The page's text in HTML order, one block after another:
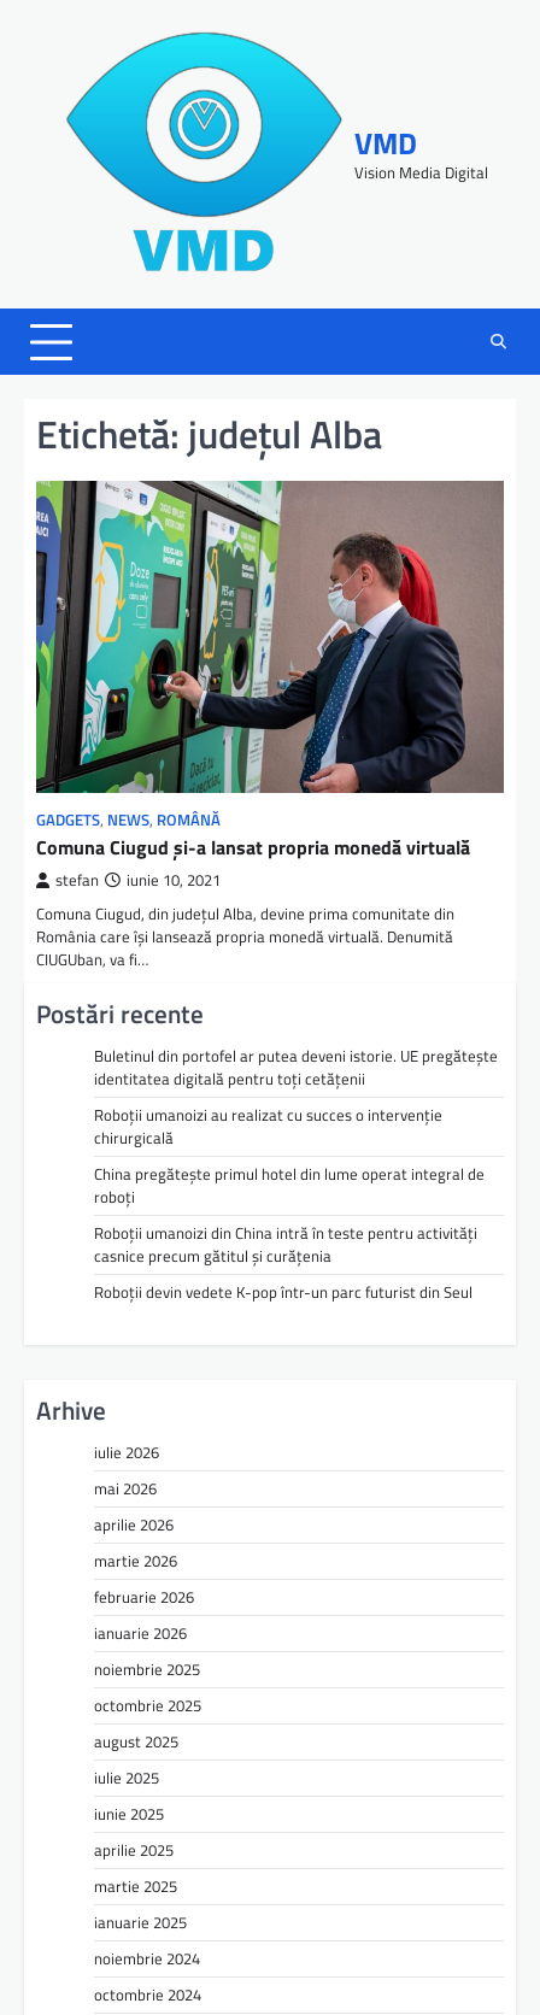
VMD
Vision Media Digital
Etichetă: județul Alba
GADGETS, NEWS, ROMÂNĂ
Comuna Ciugud și-a lansat propria monedă virtuală
stefan iunie 10, 2021
Comuna Ciugud, din județul Alba, devine prima comunitate din
România care își lansează propria monedă virtuală. Denumită
CIUGUban, va fi…
Postări recente
Buletinul din portofel ar putea deveni istorie. UE pregătește
identitatea digitală pentru toți cetățenii
Roboții umanoizi au realizat cu succes o intervenție
chirurgicală
China pregătește primul hotel din lume operat integral de
roboți
Roboții umanoizi din China intră în teste pentru activități
casnice precum gătitul și curățenia
Roboții devin vedete K-pop într-un parc futurist din Seul
Arhive
iulie 2026
mai 2026
aprilie 2026
martie 2026
februarie 2026
ianuarie 2026
noiembrie 2025
octombrie 2025
august 2025
iulie 2025
iunie 2025
aprilie 2025
martie 2025
ianuarie 2025
noiembrie 2024
octombrie 2024